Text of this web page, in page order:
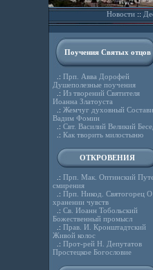
Новости::
Поучения Святых отцов
.: Прп. Авва Дорофей
Душеполезные поучения
.: Из творений Святителя
Иоанна Златоуста
.: Жемчуг духовный
Вадим Фомин
.: Свт. Василий Великий
.: Как творить милостыню
ОТКРОВЕНИЯ
.: Прп. Мак. Оптинский
смирения
.: Прп. Никод. Святогорец О
хранении чувств
.: Св. Иоанн Тобольский
Божественный промысл
.: Прав. И. Кронштадтский
Живой колос
.: Прот-рей Н. Депутатов
Простецкое Богословие